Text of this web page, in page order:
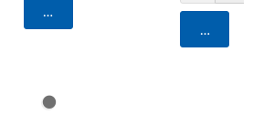
Agregar